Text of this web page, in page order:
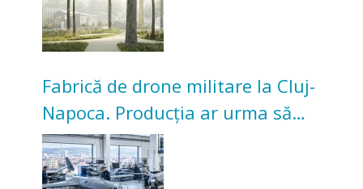
Fabrică de drone militare la Cluj-
Napoca. Producția ar urma să
înceapă în toamna acestui an